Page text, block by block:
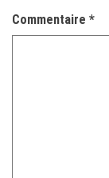
Commentaire *